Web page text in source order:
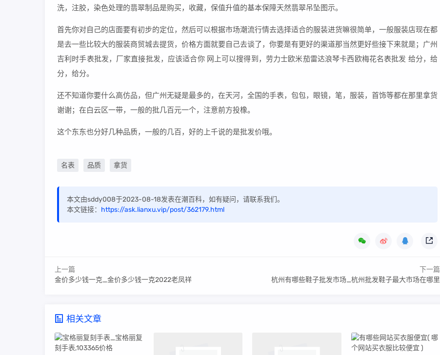
洗，注胶，染色处理的翡翠制品是购买，收藏，保值升值的基本保障天然翡翠吊坠图示。
首先你对自己的店面要有初步的定位，然后可以根据市场潮流行情去选择适合的服装进货嘛很简单，一般服装店现在都
是去一些比较大的服装商贸城去提货，价格方面就要自己去谈了，你要是有更好的渠道那当然更好些接下来就是；广州
吉利时手表批发，厂家直接批发，应该适合你 网上可以搜得到，劳力士欧米茄雷达浪琴卡西欧梅花名表批发 给分，给
分，给分。
还不知道你要什么高仿品，但广州无疑是最多的，在天河，全国的手表，包包，眼镜，笔，服装，首饰等都在那里拿货
谢谢；在白云区一带，一般的批几百元一个，注意前方投橡。
这个东东也分好几种品质，一般的几百，好的上千说的是批发价哦。
名表 品质 拿货
本文由sddy008于2023-08-18发表在潮百科，如有疑问，请联系我们。
本文链接： https://ask.lianxu.vip/post/362179.html
上一篇
金价多少钱一克_金价多少钱一克2022老凤祥
下一篇
杭州有哪些鞋子批发市场_杭州批发鞋子最大市场在哪里
相关文章